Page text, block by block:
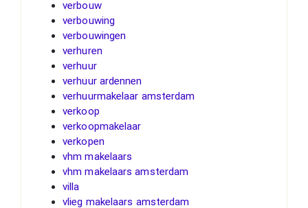
verbouw
verbouwing
verbouwingen
verhuren
verhuur
verhuur ardennen
verhuurmakelaar amsterdam
verkoop
verkoopmakelaar
verkopen
vhm makelaars
vhm makelaars amsterdam
villa
vlieg makelaars amsterdam